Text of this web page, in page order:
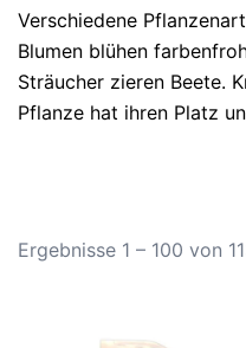
Verschiedene
Blumen blühen
Sträucher zieren Beete.
Pflanze hat ihren Platz
Ergebnisse 1 – 100 von